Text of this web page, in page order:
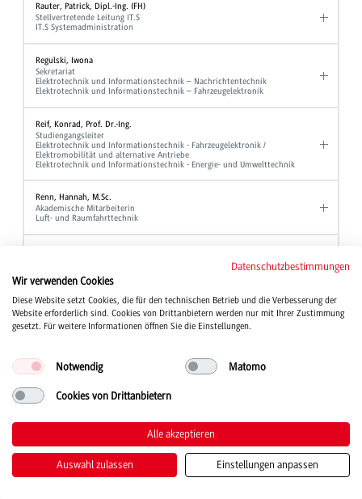
Rauter, Patrick, Dipl.-Ing. (FH)
Stellvertretende Leitung IT.S
IT.S Systemadministration
Regulski, Iwona
Sekretariat
Elektrotechnik und Informationstechnik – Nachrichtentechnik
Elektrotechnik und Informationstechnik – Fahrzeugelektronik
Reif, Konrad, Prof. Dr.-Ing.
Studiengangsleiter
Elektrotechnik und Informationstechnik - Fahrzeugelektronik /
Elektromobilität und alternative Antriebe
Elektrotechnik und Informationstechnik - Energie- und Umwelttechnik
Renn, Hannah, M.Sc.
Akademische Mitarbeiterin
Luft- und Raumfahrttechnik
Gleichbehandlungsmanager
Rieber, Jochen, Prof. Dr.
Professor
Rief, Manfred, Dipl.-Ing. (FH)
Maschinenbau
Rieger, Bernd, Prof. Dr.
BWL - Bank und BWL - Finanzdienstleistungen
Riegger, Chiara
Datenschutzbestimmungen
Wir verwenden Cookies
Diese Website setzt Cookies, die für den technischen Betrieb und die Verbesserung der
Website erforderlich sind. Cookies von Drittanbietern werden nur mit Ihrer Zustimmung
gesetzt. Für weitere Informationen öffnen Sie die Einstellungen.
Notwendig Matomo
Cookies von Drittanbietern
Alle akzeptieren
Auswahl zulassen Einstellungen anpassen